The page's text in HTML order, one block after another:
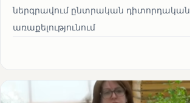
ներգրավում ընտրական դիտորդական
առաքելությունում